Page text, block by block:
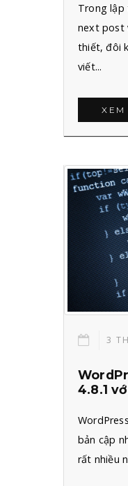
Trong lập
next post
thiết, đôi
viết...
XEM
3
4.8.1
bản cập
rất nhiều